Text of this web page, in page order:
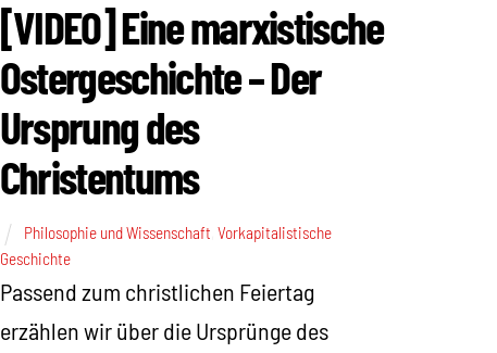
[VIDEO] Eine marxistische
Ostergeschichte – Der
Ursprung des
Christentums
Philosophie und Wissenschaft Vorkapitalistische
Geschichte
Passend zum christlichen Feiertag
erzählen wir über die Ursprünge des